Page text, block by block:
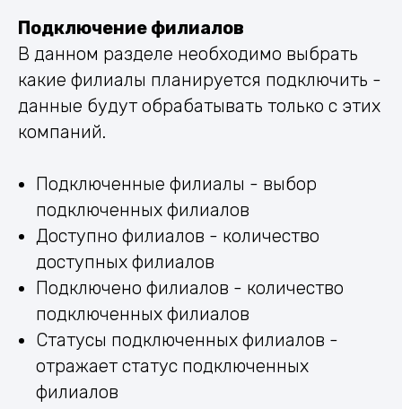
Подключение филиалов
В данном разделе необходимо выбрать
какие филиалы планируется подключить -
данные будут обрабатывать только с этих
компаний.
Подключенные филиалы - выбор
подключенных филиалов
Доступно филиалов - количество
доступных филиалов
Подключено филиалов - количество
подключенных филиалов
Статусы подключенных филиалов -
отражает статус подключенных
филиалов